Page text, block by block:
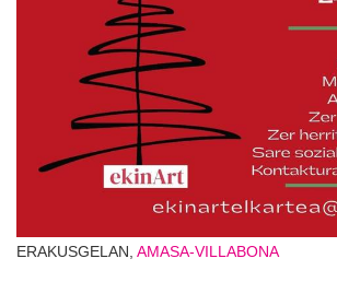
ERAKUSGELAN, AMASA-VILLABONA